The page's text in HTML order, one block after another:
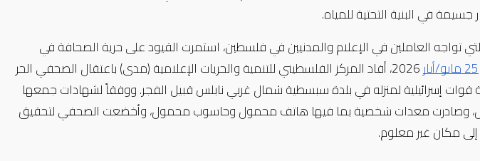
في البنية التحتية للمياه.
25 مايو/أيار
مكان غير معلوم.